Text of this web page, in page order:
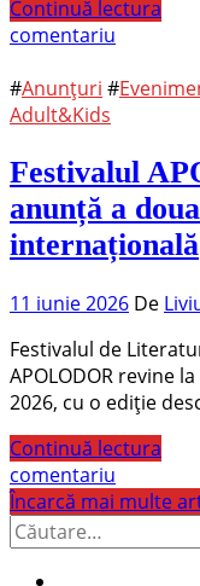
Continuă lectura
comentariu
#Anunțuri #
Adult&Kids
Festivalul
anunță a
internațională
11 iunie 2026 De
Festivalul de
APOLODOR revine
2026, cu o ediție
Continuă lectura
comentariu
Încarcă mai multe
Caută
după: